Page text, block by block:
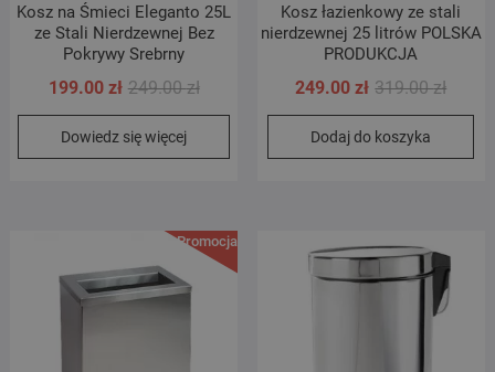
Kosz na Śmieci Eleganto 25L
ze Stali Nierdzewnej Bez
Pokrywy Srebrny
249.00złPierwotna
cena
249.00 zł.
199.00 zł
Aktualna
cena
199.00 zł.
Dowiedz się więcej
Kosz łazienkowy ze stali
nierdzewnej 25 litrów POLSKA
PRODUKCJA
319.00zł
cena
319.00
249.00zł
cena
249.00
Dodaj do koszyka
Promocja!